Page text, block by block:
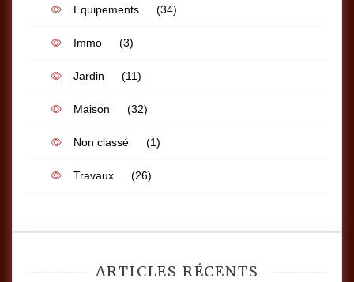
Equipements (34)
Immo (3)
Jardin (11)
Maison (32)
Non classé (1)
Travaux (26)
ARTICLES RÉCENTS